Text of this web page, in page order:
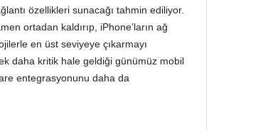
özellikleri sunacağı tahmin ediliyor.
ortadan kaldırıp, iPhone’ların ağ
en üst seviyeye çıkarmayı
daha kritik hale geldiği günümüz mobil
entegrasyonunu daha da